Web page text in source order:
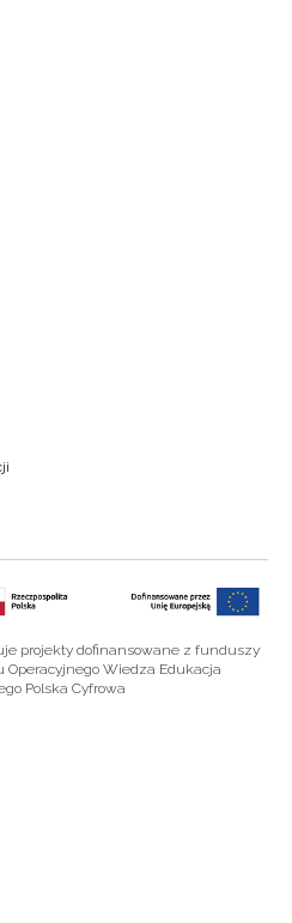
projekty dofinansowane z funduszy
Wiedza Edukacja
Polska Cyfrowa